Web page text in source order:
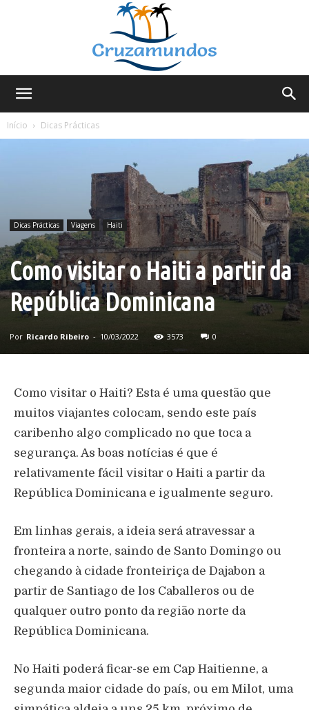
Início
Dicas Prácticas
Dicas Prácticas Viagens Haiti
Como visitar o Haiti a partir da
República Dominicana
Por Ricardo Ribeiro - 10/03/2022 3573 0
Como visitar o Haiti? Esta é uma questão que
muitos viajantes colocam, sendo este país
caribenho algo complicado no que toca a
segurança. As boas notícias é que é
relativamente fácil visitar o Haiti a partir da
República Dominicana e igualmente seguro.
Em linhas gerais, a ideia será atravessar a
fronteira a norte, saindo de Santo Domingo ou
chegando à cidade fronteiriça de Dajabon a
partir de Santiago de los Caballeros ou de
qualquer outro ponto da região norte da
República Dominicana.
No Haiti poderá ficar-se em Cap Haitienne, a
segunda maior cidade do país, ou em Milot, uma